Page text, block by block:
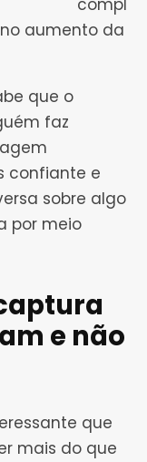
compl
aumento da
que o
faz
confiante e
sobre algo
por meio
e não
que
mais do que